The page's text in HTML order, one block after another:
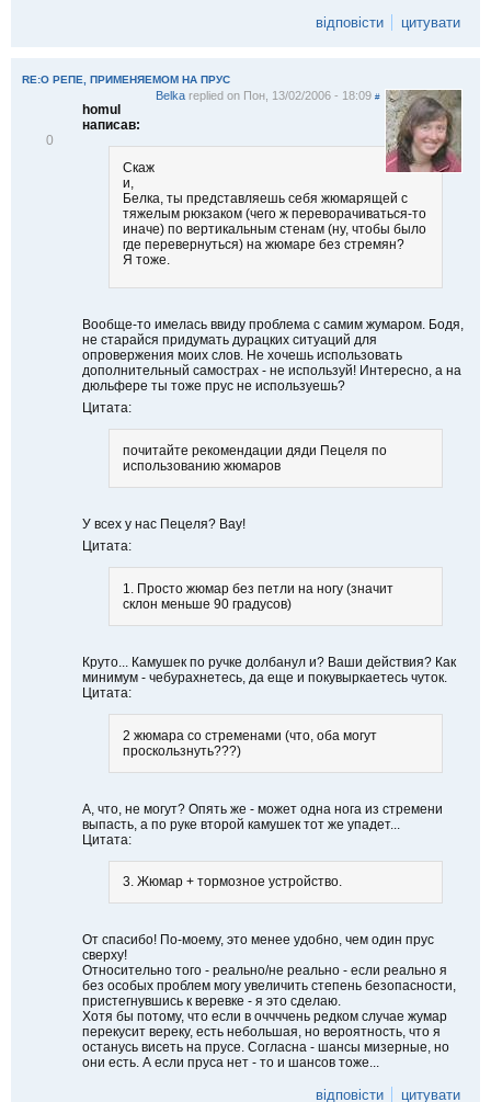
відповісти цитувати
RE:О РЕПЕ, ПРИМЕНЯЕМОМ НА ПРУС
Belkareplied on Пон, 13/02/2006 - 18:09 #
0
homul
написав:
Скаж
и,
Белка, ты представляешь себя жюмарящей с
тяжелым рюкзаком (чего ж переворачиваться-то
иначе) по вертикальным стенам (ну, чтобы было
где перевернуться) на жюмаре без стремян?
Я тоже.
Вообще-то имелась ввиду проблема с самим жумаром. Бодя,
не старайся придумать дурацких ситуаций для
опровержения моих слов. Не хочешь использовать
дополнительный самострах - не используй! Интересно, а на
дюльфере ты тоже прус не используешь?
Цитата:
почитайте рекомендации дяди Пецеля по
использованию жюмаров
У всех у нас Пецеля? Вау!
Цитата:
1. Просто жюмар без петли на ногу (значит
склон меньше 90 градусов)
Круто... Камушек по ручке долбанул и? Ваши действия? Как
минимум - чебурахнетесь, да еще и покувыркаетесь чуток.
Цитата:
2 жюмара со стременами (что, оба могут
проскользнуть???)
А, что, не могут? Опять же - может одна нога из стремени
выпасть, а по руке второй камушек тот же упадет...
Цитата:
3. Жюмар + тормозное устройство.
От спасибо! По-моему, это менее удобно, чем один прус
сверху!
Относительно того - реально/не реально - если реально я
без особых проблем могу увеличить степень безопасности,
пристегнувшись к веревке - я это сделаю.
Хотя бы потому, что если в оччччень редком случае жумар
перекусит вереку, есть небольшая, но вероятность, что я
останусь висеть на прусе. Согласна - шансы мизерные, но
они есть. А если пруса нет - то и шансов тоже...
відповісти цитувати